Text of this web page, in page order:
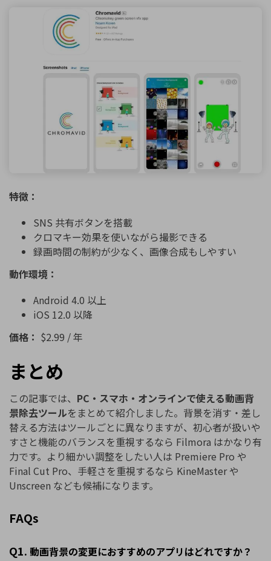
特徴：
SNS 共有ボタンを搭載
クロマキー効果を使いながら撮影できる
録画時間の制約が少なく、画像合成もしやすい
動作環境：
Android 4.0 以上
iOS 12.0 以降
価格： $2.99 / 年
まとめ
この記事では、 PC・スマホ・オンラインで使える動画背
景除去ツールをまとめて紹介しました。背景を消す・差し
替える方法はツールごとに異なりますが、初心者が扱いや
すさと機能のバランスを重視するなら Filmora はかなり有
力です。より細かい調整をしたい人は Premiere Pro や
Final Cut Pro、手軽さを重視するなら KineMaster や
Unscreen なども候補になります。
FAQs
Q1. 動画背景の変更におすすめのアプリはどれですか？